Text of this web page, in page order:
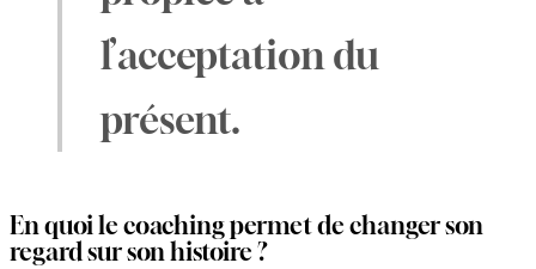
l’acceptation du
présent.
En quoi le coaching permet de changer son
regard sur son histoire ?